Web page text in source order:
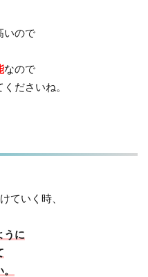
いので
なので
ださいね。
ていく時、
うに